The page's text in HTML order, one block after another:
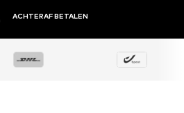
ASSORTIMENT AAN MERKEN